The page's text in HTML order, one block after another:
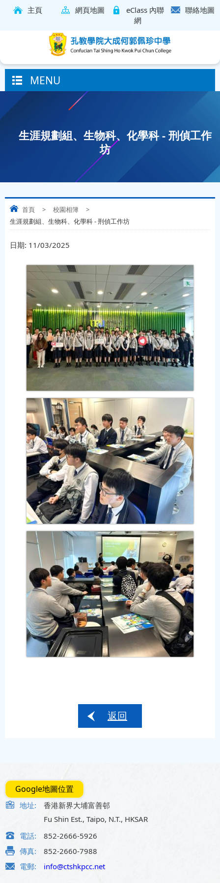
主頁 網頁地圖
eClass 內聯
網
聯絡地圖
MENU
生涯規劃組、生物科、化學科 - 刑偵工作
坊
首頁 > 校園相簿
>
生涯規劃組、生物科、化學科 - 刑偵工作坊
日期: 11/03/2025
返回
Google地圖位置
地址:
香港新界大埔富善邨
Fu Shin Est., Taipo, N.T., HKSAR
電話:
852-2666-5926
傳真:
852-2660-7988
電郵:
info@ctshkpcc.net